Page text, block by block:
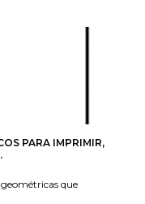
PARA IMPRIMIR,
que